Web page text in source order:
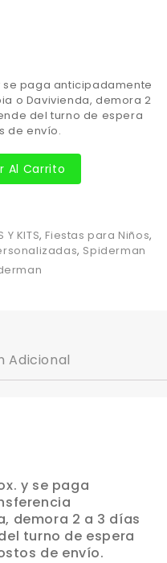
se paga anticipadamente
o Davivienda, demora 2
del turno de espera
de envío.
Al Carrito
Y KITS, Fiestas para Niños,
, Spiderman
Adicional
y se paga
demora 2 a 3 días
turno de espera
de envío.